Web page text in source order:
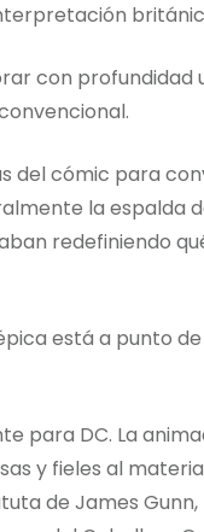
con profundidad
del cómic para
la espalda
redefiniendo
está a punto
para DC. La
y fieles al
de James